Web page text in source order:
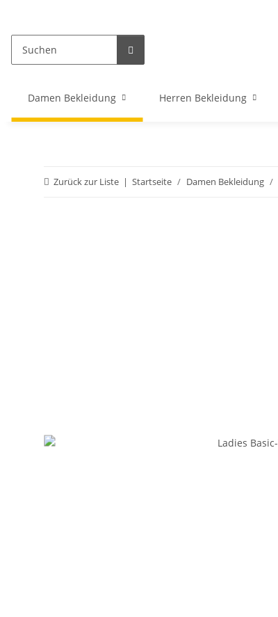
Damen Bekleidung Herren Bekleidung
Zurück zur Liste Startseite Damen Bekleidung